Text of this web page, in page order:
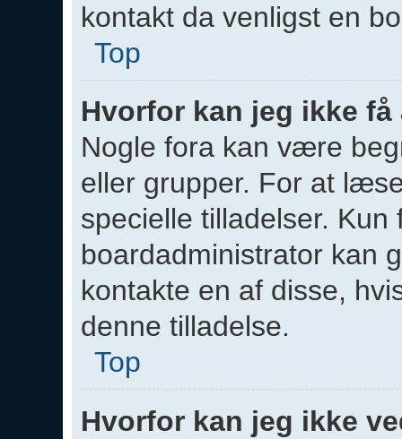
kontakt da venligst en
Top
Hvorfor kan jeg ikke
Nogle fora kan være
eller grupper. For at
specielle tilladelser.
boardadministrator kan
kontakte en af disse,
denne tilladelse.
Top
Hvorfor kan jeg ikke